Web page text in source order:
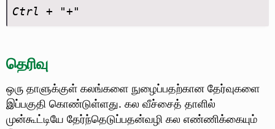
Ctrl + "+"
தெரிவு
ஒரு தாளுக்குள் கலங்களை நுழைப்பதற்கான தேர்வுகளை
இப்பகுதி கொண்டுள்ளது. கல வீச்சைத் தாளில்
முன்கூட்டியே தேர்ந்தெடுப்பதன்வழி கல எண்ணிக்கையும்